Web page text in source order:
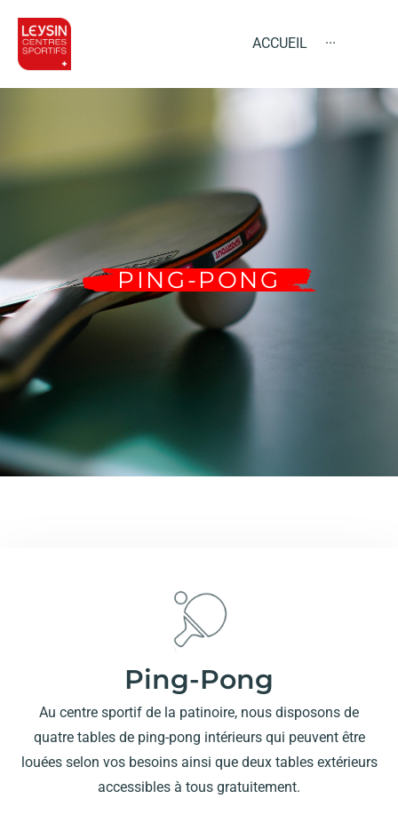
ACCUEIL ···
PING-PONG
Ping-Pong
Au centre sportif de la patinoire, nous disposons de
quatre tables de ping-pong intérieurs qui peuvent être
louées selon vos besoins ainsi que deux tables extérieurs
accessibles à tous gratuitement.